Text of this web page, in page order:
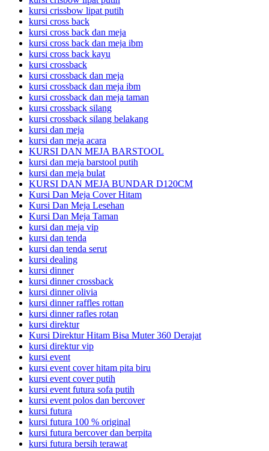
kursi crissbow lipat putih
kursi cross back
kursi cross back dan meja
kursi cross back dan meja ibm
kursi cross back kayu
kursi crossback
kursi crossback dan meja
kursi crossback dan meja ibm
kursi crossback dan meja taman
kursi crossback silang
kursi crossback silang belakang
kursi dan meja
kursi dan meja acara
KURSI DAN MEJA BARSTOOL
kursi dan meja barstool putih
kursi dan meja bulat
KURSI DAN MEJA BUNDAR D120CM
Kursi Dan Meja Cover Hitam
Kursi Dan Meja Lesehan
Kursi Dan Meja Taman
kursi dan meja vip
kursi dan tenda
kursi dan tenda serut
kursi dealing
kursi dinner
kursi dinner crossback
kursi dinner olivia
kursi dinner raffles rottan
kursi dinner rafles rotan
kursi direktur
Kursi Direktur Hitam Bisa Muter 360 Derajat
kursi direktur vip
kursi event
kursi event cover hitam pita biru
kursi event cover putih
kursi event futura sofa putih
kursi event polos dan bercover
kursi futura
kursi futura 100 % original
kursi futura bercover dan berpita
kursi futura bersih terawat